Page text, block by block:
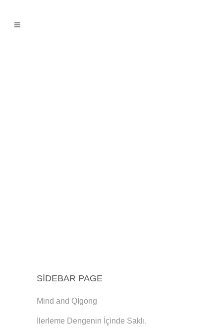
SIDEBAR PAGE
Mind and Qİgong
İlerleme Dengenin İçinde Saklı.